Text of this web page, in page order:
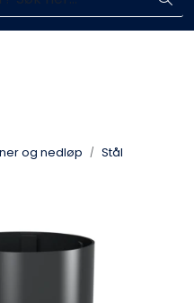
(Sandefjord)
og nedløp
Stål